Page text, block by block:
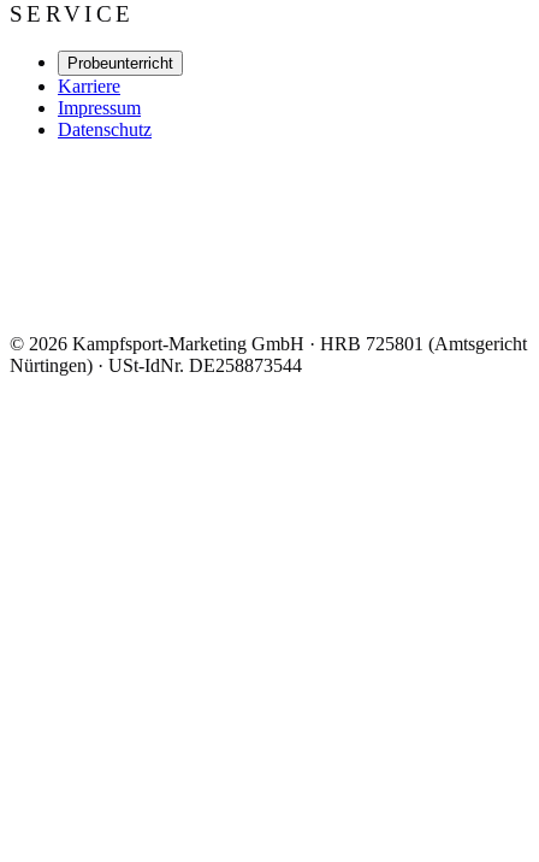
SERVICE
Probeunterricht
Karriere
Impressum
Datenschutz
© 2026 Kampfsport-Marketing GmbH · HRB 725801 (Amtsgericht
Nürtingen) · USt-IdNr. DE258873544